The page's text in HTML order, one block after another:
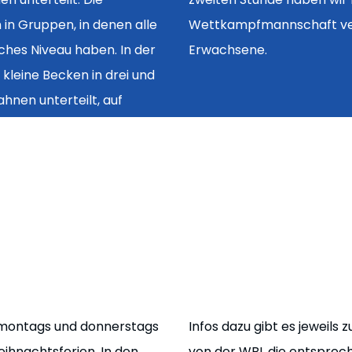
Gruppen, in denen alle
Niveau haben. In der
Becken in drei und
unterteilt, auf
Angebote für
Erwachsene.
und donnerstags
Infos dazu gibt es jeweils